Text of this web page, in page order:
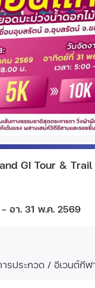
GI Tour & Trail
- อา. 31 พ.ค. 2569
รประกวด / อีเวนต์กีฬ